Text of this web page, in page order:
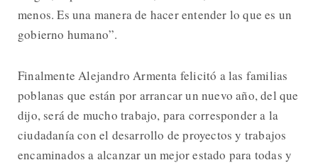
menos. Es una manera de hacer entender lo que es un
gobierno humano”.
Finalmente Alejandro Armenta felicitó a las familias
poblanas que están por arrancar un nuevo año, del que
dijo, será de mucho trabajo, para corresponder a la
ciudadanía con el desarrollo de proyectos y trabajos
encaminados a alcanzar un mejor estado para todas y